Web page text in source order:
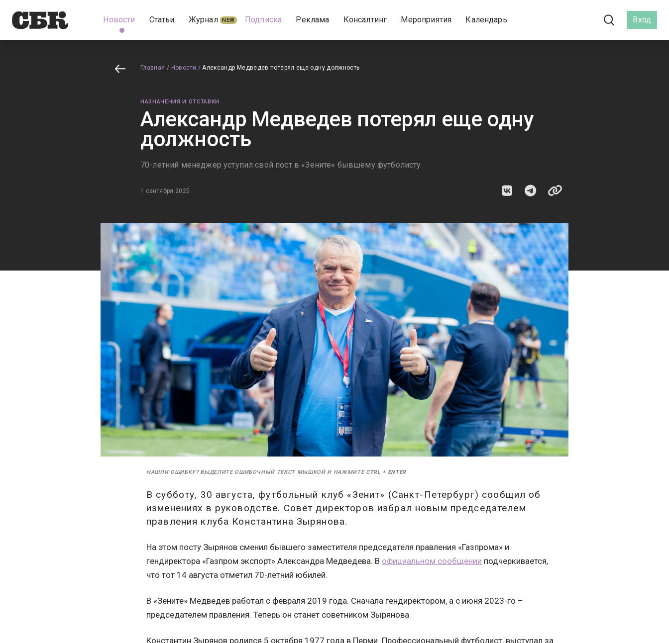
Новости Статьи Журнал NEW Подписка Реклама Консалтинг Мероприятия Календарь Вход
Главная / Новости / Александр Медведев потерял еще одну должность
НАЗНАЧЕНИЯ И ОТСТАВКИ
Александр Медведев потерял еще одну
должность
70-летний менеджер уступил свой пост в «Зените» бывшему футболисту
1 сентября 2025
НАШЛИ ОШИБКУ? ВЫДЕЛИТЕ ОШИБОЧНЫЙ ТЕКСТ МЫШКОЙ И НАЖМИТЕ CTRL + ENTER
В субботу, 30 августа, футбольный клуб «Зенит» (Санкт-Петербург) сообщил об
изменениях в руководстве. Совет директоров избрал новым председателем
правления клуба Константина Зырянова.
На этом посту Зырянов сменил бывшего заместителя председателя правления «Газпрома» и
гендиректора «Газпром экспорт» Александра Медведева. В официальном сообщении подчеркивается,
что тот 14 августа отметил 70-летний юбилей.
В «Зените» Медведев работал с февраля 2019 года. Сначала гендиректором, а с июня 2023-го –
председателем правления. Теперь он станет советником Зырянова.
Константин Зырянов родился 5 октября 1977 года в Перми. Профессиональный футболист, выступал за